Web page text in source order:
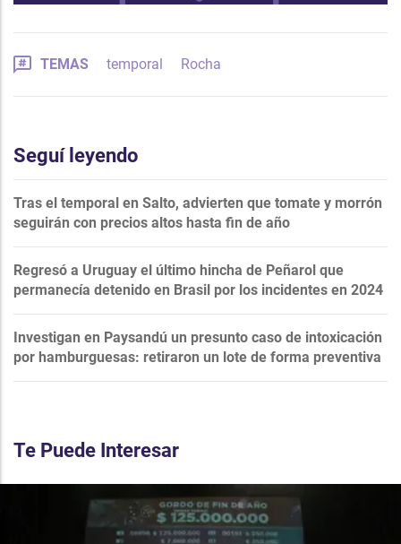
TEMAS temporal Rocha
Seguí leyendo
Tras el temporal en Salto, advierten que tomate y morrón
seguirán con precios altos hasta fin de año
Regresó a Uruguay el último hincha de Peñarol que
permanecía detenido en Brasil por los incidentes en 2024
Investigan en Paysandú un presunto caso de intoxicación
por hamburguesas: retiraron un lote de forma preventiva
Te Puede Interesar